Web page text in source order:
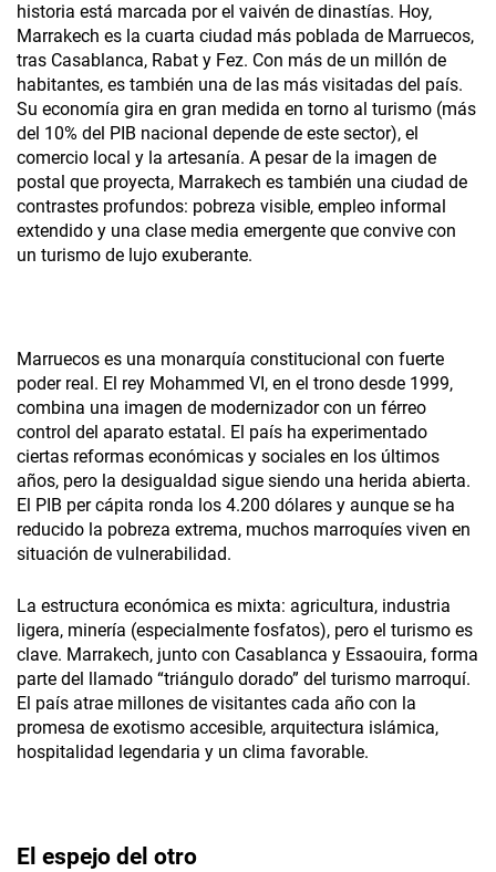
historia está marcada por el vaivén de dinastías. Hoy,
Marrakech es la cuarta ciudad más poblada de Marruecos,
tras Casablanca, Rabat y Fez. Con más de un millón de
habitantes, es también una de las más visitadas del país.
Su economía gira en gran medida en torno al turismo (más
del 10% del PIB nacional depende de este sector), el
comercio local y la artesanía. A pesar de la imagen de
postal que proyecta, Marrakech es también una ciudad de
contrastes profundos: pobreza visible, empleo informal
extendido y una clase media emergente que convive con
un turismo de lujo exuberante.
Marruecos es una monarquía constitucional con fuerte
poder real. El rey Mohammed VI, en el trono desde 1999,
combina una imagen de modernizador con un férreo
control del aparato estatal. El país ha experimentado
ciertas reformas económicas y sociales en los últimos
años, pero la desigualdad sigue siendo una herida abierta.
El PIB per cápita ronda los 4.200 dólares y aunque se ha
reducido la pobreza extrema, muchos marroquíes viven en
situación de vulnerabilidad.
La estructura económica es mixta: agricultura, industria
ligera, minería (especialmente fosfatos), pero el turismo es
clave. Marrakech, junto con Casablanca y Essaouira, forma
parte del llamado “triángulo dorado” del turismo marroquí.
El país atrae millones de visitantes cada año con la
promesa de exotismo accesible, arquitectura islámica,
hospitalidad legendaria y un clima favorable.
El espejo del otro